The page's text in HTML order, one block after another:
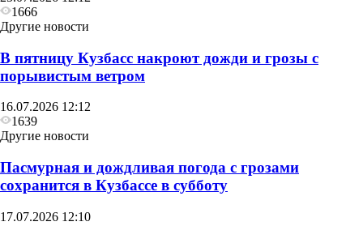
1666
Другие новости
В пятницу Кузбасс накроют дожди и грозы с
порывистым ветром
16.07.2026 12:12
1639
Другие новости
Пасмурная и дождливая погода с грозами
сохранится в Кузбассе в субботу
17.07.2026 12:10